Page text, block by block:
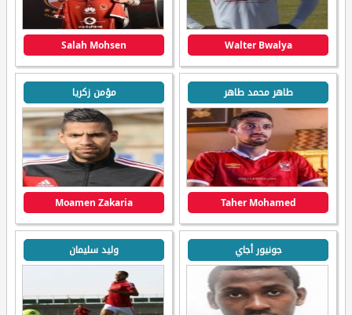
Walter Bwalya
Salah Mohsen
طاهر محمد طاهر
Taher Mohamed
مؤمن زكريا
Moamen Zakaria
جونيور أجاي وليد سليمان